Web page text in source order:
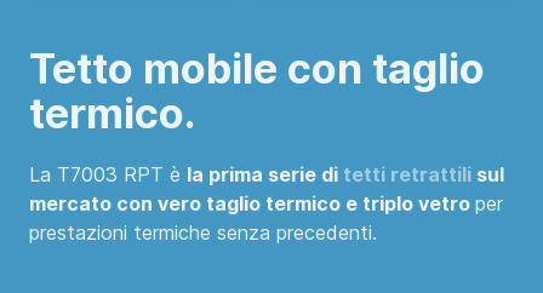
Tetto mobile con taglio
termico.
La T7003 RPT è la prima serie di tetti retrattilisul
mercato con vero taglio termico e triplo vetro per
prestazioni termiche senza precedenti.